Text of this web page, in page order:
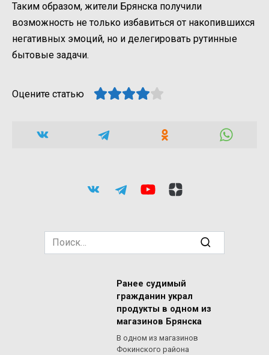
Таким образом, жители Брянска получили
возможность не только избавиться от накопившихся
негативных эмоций, но и делегировать рутинные
бытовые задачи.
Оцените статью
Search
for:
Ранее судимый
гражданин украл
продукты в одном из
магазинов Брянска
В одном из магазинов
Фокинского района